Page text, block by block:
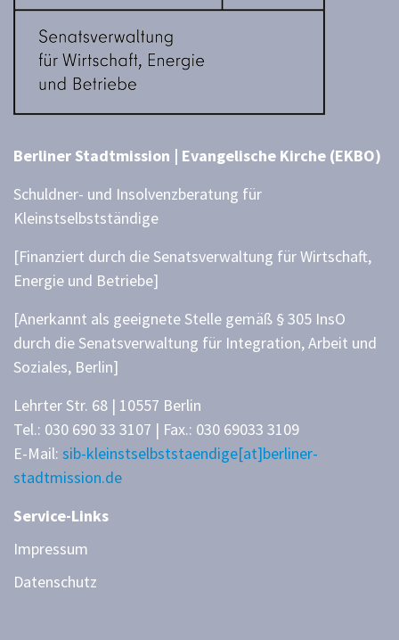
Berliner Stadtmission | Evangelische Kirche (EKBO)
Schuldner- und Insolvenzberatung für
Kleinstselbstständige
[Finanziert durch die Senatsverwaltung für Wirtschaft,
Energie und Betriebe]
[Anerkannt als geeignete Stelle gemäß § 305 InsO
durch die Senatsverwaltung für Integration, Arbeit und
Soziales, Berlin]
Lehrter Str. 68 | 10557 Berlin
Tel.: 030 690 33 3107 | Fax.: 030 69033 3109
E-Mail: sib-kleinstselbststaendige[at]berliner-
stadtmission.de
Service-Links
Impressum
Datenschutz